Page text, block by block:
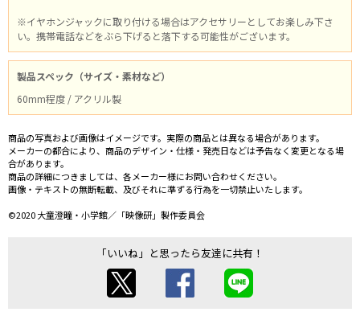
※イヤホンジャックに取り付ける場合はアクセサリーとしてお楽しみ下さ
い。携帯電話などをぶら下げると落下する可能性がございます。
製品スペック（サイズ・素材など）
60mm程度 / アクリル製
商品の写真および画像はイメージです。実際の商品とは異なる場合があります。
メーカーの都合により、商品のデザイン・仕様・発売日などは予告なく変更となる場
合があります。
商品の詳細につきましては、各メーカー様にお問い合わせください。
画像・テキストの無断転載、及びそれに準ずる行為を一切禁止いたします。
©2020 大童澄瞳・小学館／「映像研」製作委員会
「いいね」と思ったら友達に共有！